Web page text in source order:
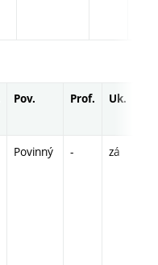
Pov. Prof. Uk.
Povinný - zá